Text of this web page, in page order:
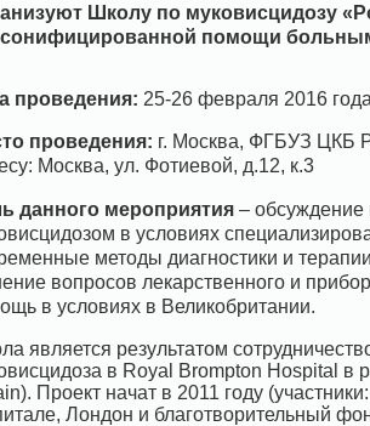
Школу по муковисцидозу
помощи
проведения: 25-26 февраля 2016
проведения: г. Москва, ФГБУЗ ЦКБ
Москва, ул. Фотиевой, д.12, к.3
данного мероприятия –
в условиях
методы диагностики и
вопросов лекарственного и
в условиях в Великобритании.
является результатом
в Royal Brompton Hospital в
Проект начат в 2011 году
Лондон и благотворительный